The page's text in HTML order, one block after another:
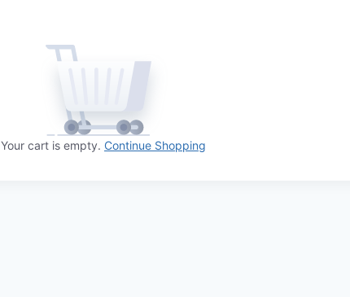
Your cart is empty. Continue Shopping